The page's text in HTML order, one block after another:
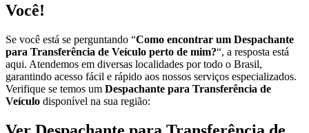
Você!
Se você está se perguntando “Como encontrar um Despachante
para Transferência de Veículo perto de mim?“, a resposta está
aqui. Atendemos em diversas localidades por todo o Brasil,
garantindo acesso fácil e rápido aos nossos serviços especializados.
Verifique se temos um Despachante para Transferência de
Veículo disponível na sua região: